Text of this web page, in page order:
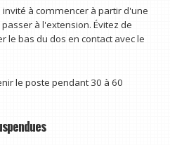
à commencer à partir d'une
à l'extension. Évitez de
le bas du dos en contact avec le
le poste pendant 30 à 60